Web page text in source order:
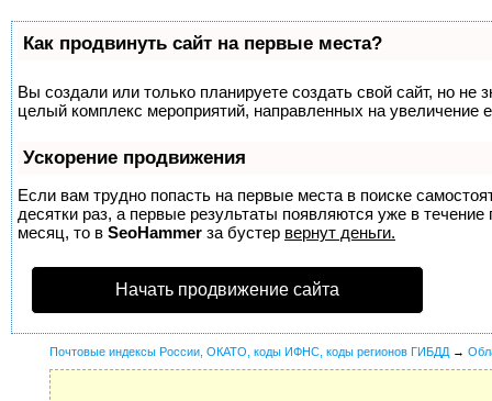
Как продвинуть сайт на первые места?
Вы создали или только планируете создать свой сайт, но не
целый комплекс мероприятий, направленных на увеличение
Ускорение продвижения
Если вам трудно попасть на первые места в поиске
десятки раз, а первые результаты появляются уже в
месяц, то в SeoHammer за бустер вернут деньги.
Начать продвижение сайта
Почтовые индексы России, ОКАТО, коды ИФНС, коды регионов ГИБДД →